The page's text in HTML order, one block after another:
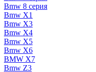
Bmw 8 серия
Bmw X1
Bmw X3
Bmw X4
Bmw X5
Bmw X6
BMW X7
Bmw Z3